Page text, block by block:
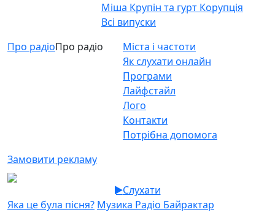
Міша Крупін та гурт Корупція
Всі випуски
Про радіоПро радіо
Міста і частоти
Як слухати онлайн
Програми
Лайфстайл
Лого
Контакти
Потрібна допомога
Замовити рекламу
Слухати
Яка це була пісня? Музика Радіо Байрактар